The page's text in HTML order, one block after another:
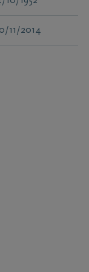
11/2014